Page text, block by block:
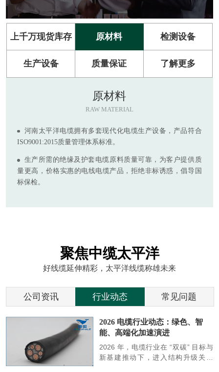
上千万现货库存 原材料 检测设备
生产设备 质量保证 了解更多
原材料
RAW MATERIAL
河南太平洋电缆拥有多套现代化电缆生产设备，产品符合
ISO9001:2015质量管理体系标准。
生产所需的绝缘及护套电缆原料质量可靠，为客户提供质
量更高，价格实惠的电线电缆产品，拒绝非标诱惑，倡导国
标保检。
聚焦中缆太平洋
好线缆延伸精彩，太平洋线缆称雄未来
公司资讯 行业动态 常见问题
2026 电缆行业动态：绿色、智
能、高端化加速演进
2026 年，电缆行业在 “双碳” 目标与
新基建推动下，进入结构升级关键